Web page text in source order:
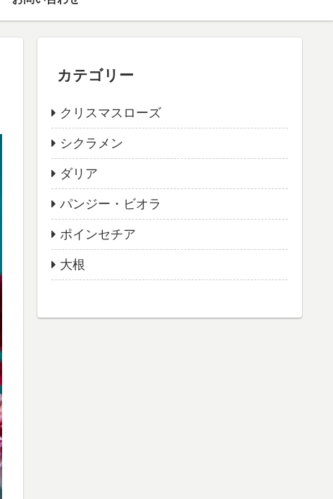
カテゴリー
クリスマスローズ
シクラメン
ダリア
パンジー・ビオラ
ポインセチア
大根